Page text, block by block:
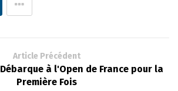
Article Précédent
à l'Open de France pour la
Première Fois